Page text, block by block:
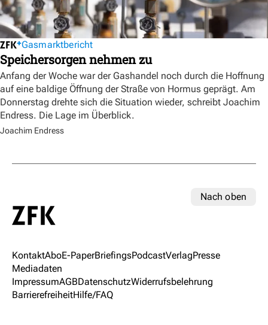
Gasmarktbericht
Speichersorgen nehmen zu
Anfang der Woche war der Gashandel noch durch die Hoffnung
auf eine baldige Öffnung der Straße von Hormus geprägt. Am
Donnerstag drehte sich die Situation wieder, schreibt Joachim
Endress. Die Lage im Überblick.
Joachim Endress
Nach oben
KontaktAboE-PaperBriefingsPodcastVerlagPresse
Mediadaten
ImpressumAGBDatenschutzWiderrufsbelehrung
BarrierefreiheitHilfe/FAQ